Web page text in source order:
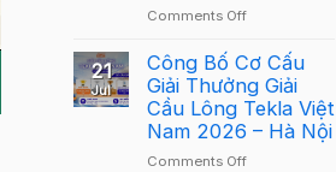
Comments Offon
Tekla
Structures
Carbon
–
21
Jul
Công Bố Cơ Cấu
Giải Thưởng Giải
Cầu Lông Tekla Việt
Nam 2026 – Hà Nội
Comments Offon